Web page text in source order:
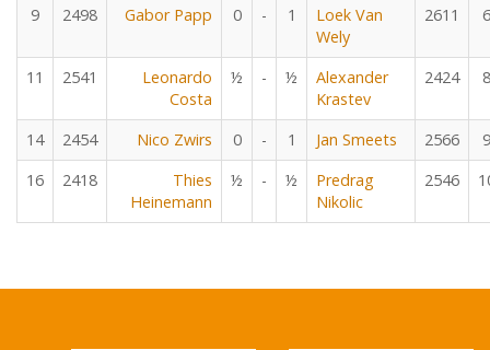
9 2498 Gabor Papp 0 - 1
Loek Van
Wely
2611 6
11 2541
Leonardo
Costa
½ - ½
Alexander
Krastev
2424 8
14 2454 Nico Zwirs 0 - 1 Jan Smeets 2566
9
16
2418
Thies
Heinemann
½ - ½
Predrag
Nikolic
2546